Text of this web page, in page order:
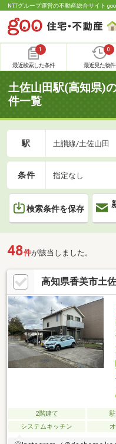
NTTグループ運営の不動産総合サイト
1
最近検索した条件
0
最近見た物件
土佐山田駅(高知県)
件一覧
駅 土讃線/土佐山田
条件 指定なし
検索条件を保存
48件が該当しました。
高知県香美市土
2階建て
システムキッチン